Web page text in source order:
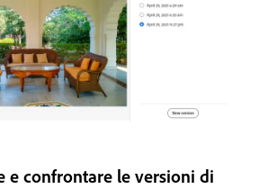
e confrontare le versioni di